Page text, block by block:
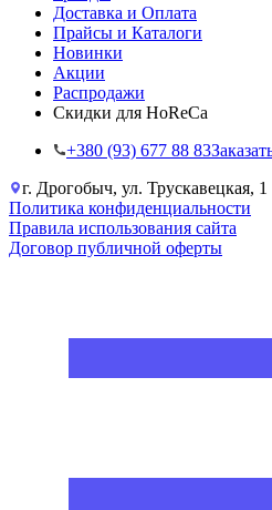
Доставка и Оплата
Прайсы и Каталоги
Новинки
Акции
Распродажи
Скидки для HoReCa
+38‎0 (93) 677 88 83
г. Дрогобыч, ул. Трускавецкая, 1
Политика конфиденциальности
Правила использования сайта
Договор публичной оферты